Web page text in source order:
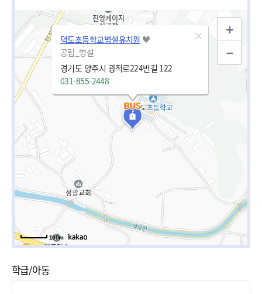
덕도초등학교병설유치원
공립_병설
경기도 양주시 광적로224번길 122
031-855-2448
100m
학급/아동